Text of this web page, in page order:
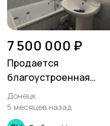
7 500 000 ₽
Продается
благоустроенная
квартира по улице
Университетской
Донецк
5 месяцев назад